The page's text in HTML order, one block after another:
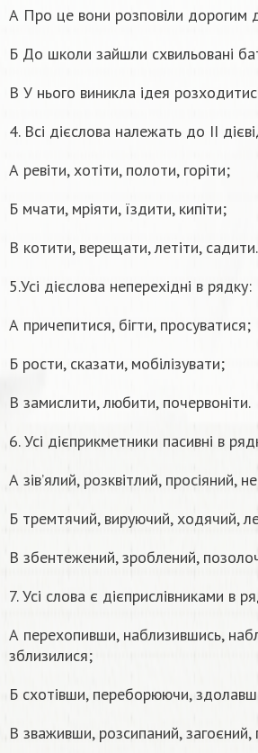
А Про це вони розповіли дорогим
Б До школи зайшли схвильовані
В У нього виникла ідея
4. Всі дієслова належать до ІІ
А ревіти, хотіти, полоти, горіти;
Б мчати, мріяти, їздити, кипіти;
В котити, верещати, летіти, садити.
5.Усі дієслова неперехідні в рядку:
А причепитися, бігти, просуватися;
Б рости, сказати, мобілізувати;
В замислити, любити, почервоніти.
6. Усі дієприкметники пасивні в
А зів’ялий, розквітлий, просіяний,
Б тремтячий, вируючий, ходячий,
В збентежений, зроблений,
7. Усі слова є дієприслівниками в
А перехопивши, наблизившись,
зблизилися;
Б схотівши, переборюючи,
В зваживши, розсипаний, загоєний,